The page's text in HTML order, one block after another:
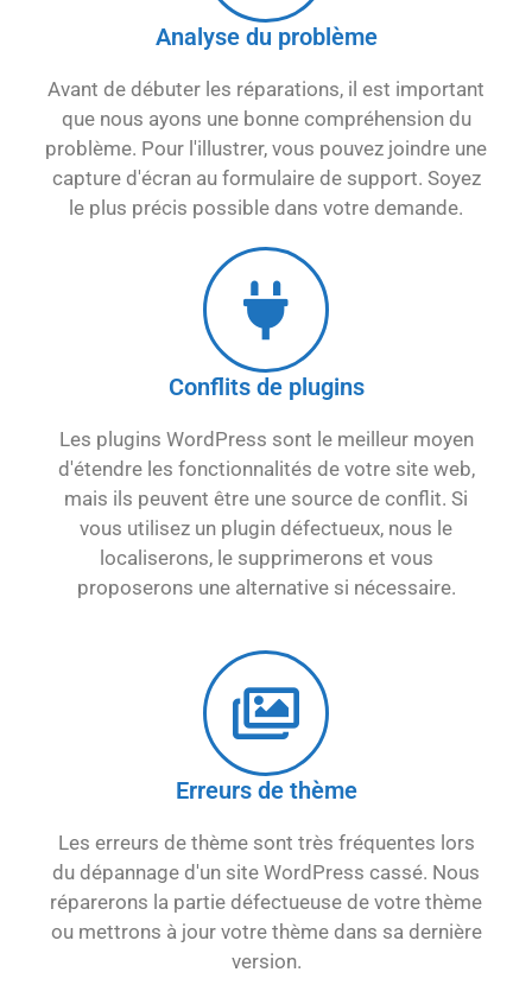
Analyse du problème
Avant de débuter les réparations, il est important
que nous ayons une bonne compréhension du
problème. Pour l'illustrer, vous pouvez joindre une
capture d'écran au formulaire de support. Soyez
le plus précis possible dans votre demande.
Conflits de plugins
Les plugins WordPress sont le meilleur moyen
d'étendre les fonctionnalités de votre site web,
mais ils peuvent être une source de conflit. Si
vous utilisez un plugin défectueux, nous le
localiserons, le supprimerons et vous
proposerons une alternative si nécessaire.
Erreurs de thème
Les erreurs de thème sont très fréquentes lors
du dépannage d'un site WordPress cassé. Nous
réparerons la partie défectueuse de votre thème
ou mettrons à jour votre thème dans sa dernière
version.